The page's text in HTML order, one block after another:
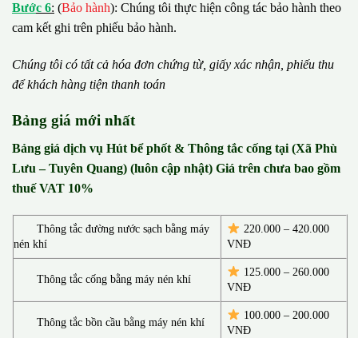
Bước 6: (Bảo hành): Chúng tôi thực hiện công tác bảo hành theo
cam kết ghi trên phiếu bảo hành.
Chúng tôi có tất cả hóa đơn chứng từ, giấy xác nhận, phiếu thu
đểkhách hàng tiện thanh toán
Bảng giá mới nhất
Bảng giá dịch vụ Hút bể phốt & Thông tắc cống tại (Xã Phù
Lưu – Tuyên Quang) (luôn cập nhật) Giá trên chưa bao gồm
thuế VAT 10%
Thông tắc đường nước sạch bằng máy
nén khí
220.000 – 420.000
VNĐ
Thông tắc cống bằng máy nén khí
125.000 – 260.000
VNĐ
Thông tắc bồn cầu bằng máy nén khí
100.000 – 200.000
VNĐ